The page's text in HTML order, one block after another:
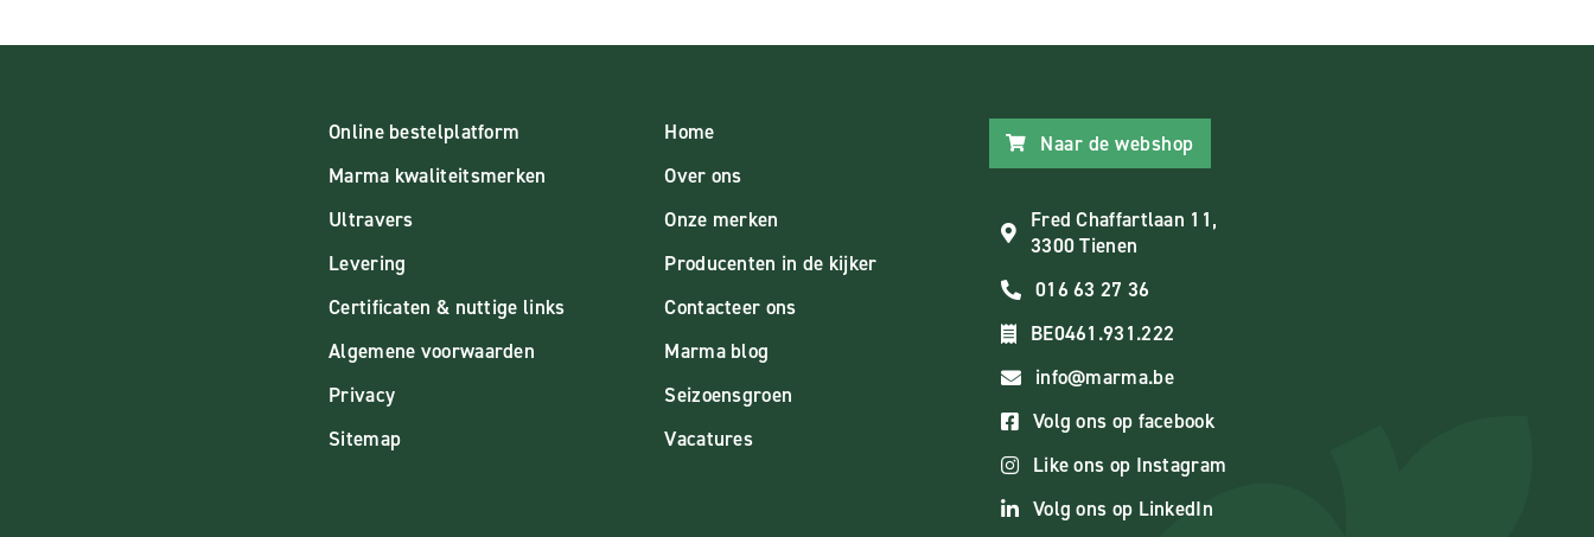
Online bestelplatform
Marma kwaliteitsmerken
Ultravers
Levering
Certificaten & nuttige links
Algemene voorwaarden
Privacy
Sitemap
Home
Over ons
Onze merken
Producenten in de kijker
Contacteer ons
Marma blog
Seizoensgroen
Vacatures
Naar de webshop
Fred Chaffartlaan 11,
3300 Tienen
016 63 27 36
BE0461.931.222
info@marma.be
Volg ons op facebook
Like ons op Instagram
Volg ons op LinkedIn